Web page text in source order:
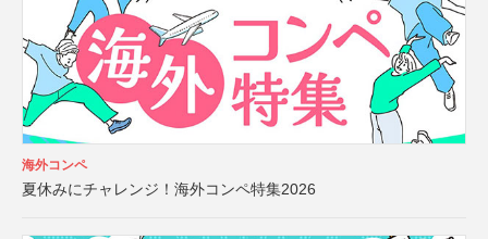
海外コンペ
夏休みにチャレンジ！海外コンペ特集2026